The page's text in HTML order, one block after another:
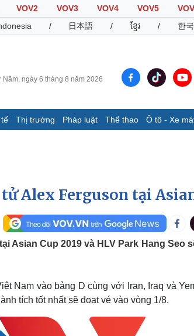
VOV2 VOV3 VOV4 VOV5
/ 日本語 / ខ្មែរ / 한
Năm, ngày 6 tháng 8 năm 2026
Thị trường Pháp luật Thể thao Ô tô - Xe
Infographic
Thể thao
Thế giới thể thao
eSports
Hậu trường
Ô tô - Xe máy
Tư vấn
Giải trí
Alex Ferguson tại
Asian Cup 2019 và HLV Park Hang Seo
Nam vào bảng D cùng với Iran, Iraq và
tích tốt nhất sẽ đoạt vé vào vòng 1/8.